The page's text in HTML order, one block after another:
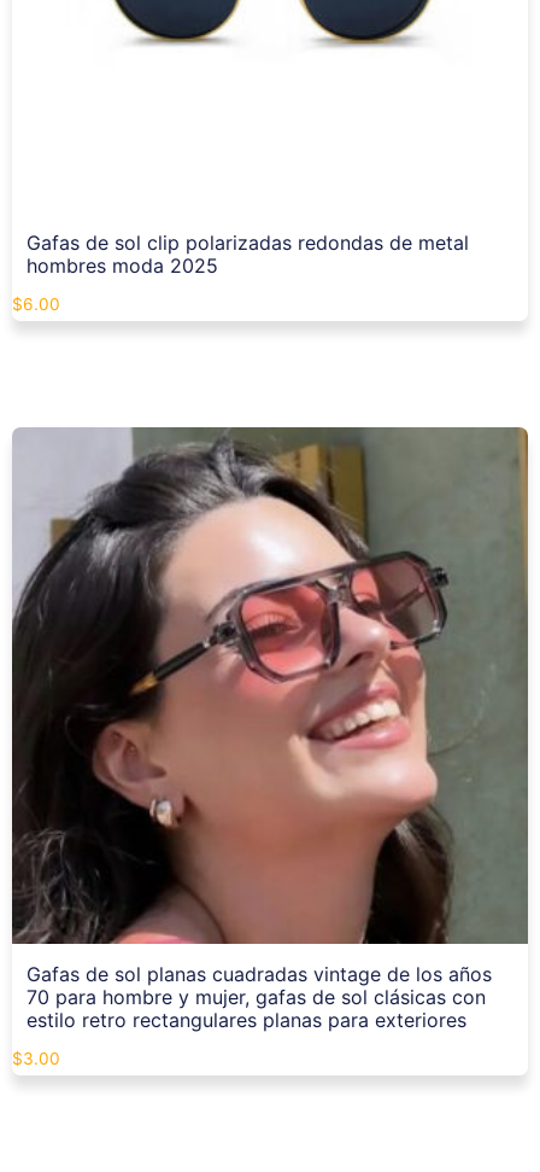
Gafas de sol clip polarizadas redondas de metal
hombres moda 2025
$6.00
Gafas de sol planas cuadradas vintage de los años
70 para hombre y mujer, gafas de sol clásicas con
estilo retro rectangulares planas para exteriores
$3.00